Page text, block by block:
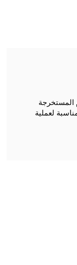
المستخرجة
لعملية